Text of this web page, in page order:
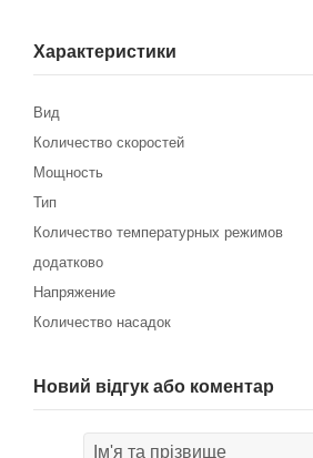
Характеристики
Вид
Количество скоростей
Мощность
Тип
Количество температурных режимов
додатково
Напряжение
Количество насадок
Новий відгук або коментар